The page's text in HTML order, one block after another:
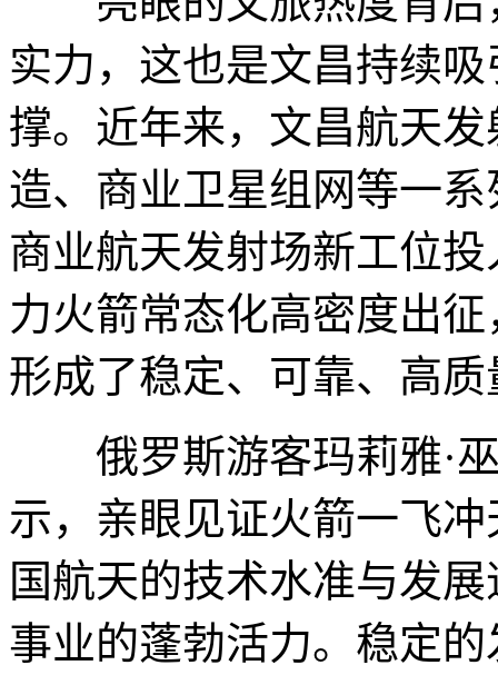
实力，这也是文昌持续
撑。近年来，文昌航天
造、商业卫星组网等一
商业航天发射场新工位
力火箭常态化高密度出
形成了稳定、可靠、高
俄罗斯游客玛莉雅·巫
示，亲眼见证火箭一飞
国航天的技术水准与发
事业的蓬勃活力。稳定